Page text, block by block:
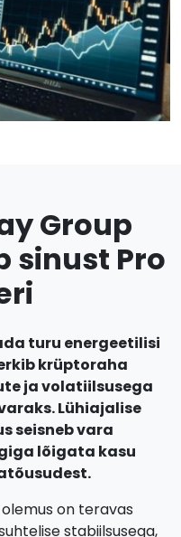
Group
sinust Pro
turu energeetilisi
krüptoraha
ja volatiilsusega
Lühiajalise
seisneb vara
lõigata kasu
on teravas
stabiilsusega,